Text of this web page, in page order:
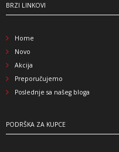
BRZI LINKOVI
Home
Novo
Akcija
Preporučujemo
Poslednje sa našeg bloga
PODRŠKA ZA KUPCE